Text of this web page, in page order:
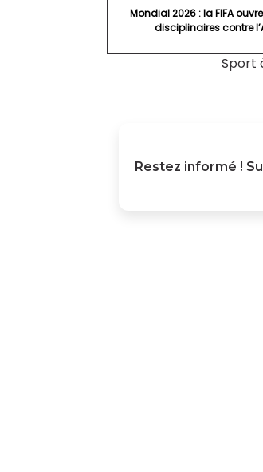
Mondial 2026 : la FIFA
disciplinaires contre
Sport
Restez informé !